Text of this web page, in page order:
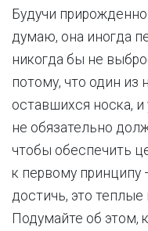
Будучи
думаю, она иногда
никогда бы не
потому, что один из
оставшихся носка, и
не обязательно
чтобы обеспечить
к первому принципу
достичь, это теплые
Подумайте об этом,